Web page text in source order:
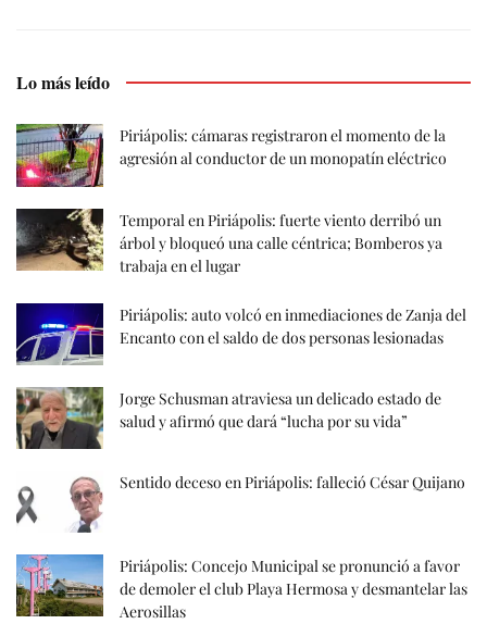
Lo más leído
Piriápolis: cámaras registraron el momento de la
agresión al conductor de un monopatín eléctrico
Temporal en Piriápolis: fuerte viento derribó un
árbol y bloqueó una calle céntrica; Bomberos ya
trabaja en el lugar
Piriápolis: auto volcó en inmediaciones de Zanja del
Encanto con el saldo de dos personas lesionadas
Jorge Schusman atraviesa un delicado estado de
salud y afirmó que dará “lucha por su vida”
Sentido deceso en Piriápolis: falleció César Quijano
Piriápolis: Concejo Municipal se pronunció a favor
de demoler el club Playa Hermosa y desmantelar las
Aerosillas